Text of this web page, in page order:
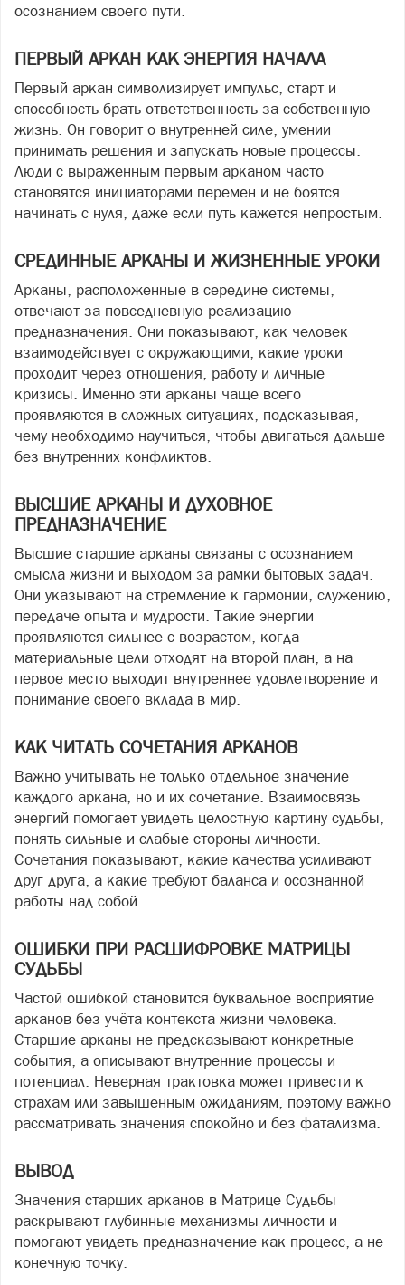
осознанием своего пути.
ПЕРВЫЙ АРКАН КАК ЭНЕРГИЯ НАЧАЛА
Первый аркан символизирует импульс, старт и
способность брать ответственность за собственную
жизнь. Он говорит о внутренней силе, умении
принимать решения и запускать новые процессы.
Люди с выраженным первым арканом часто
становятся инициаторами перемен и не боятся
начинать с нуля, даже если путь кажется непростым.
СРЕДИННЫЕ АРКАНЫ И ЖИЗНЕННЫЕ УРОКИ
Арканы, расположенные в середине системы,
отвечают за повседневную реализацию
предназначения. Они показывают, как человек
взаимодействует с окружающими, какие уроки
проходит через отношения, работу и личные
кризисы. Именно эти арканы чаще всего
проявляются в сложных ситуациях, подсказывая,
чему необходимо научиться, чтобы двигаться дальше
без внутренних конфликтов.
ВЫСШИЕ АРКАНЫ И ДУХОВНОЕ
ПРЕДНАЗНАЧЕНИЕ
Высшие старшие арканы связаны с осознанием
смысла жизни и выходом за рамки бытовых задач.
Они указывают на стремление к гармонии, служению,
передаче опыта и мудрости. Такие энергии
проявляются сильнее с возрастом, когда
материальные цели отходят на второй план, а на
первое место выходит внутреннее удовлетворение и
понимание своего вклада в мир.
КАК ЧИТАТЬ СОЧЕТАНИЯ АРКАНОВ
Важно учитывать не только отдельное значение
каждого аркана, но и их сочетание. Взаимосвязь
энергий помогает увидеть целостную картину судьбы,
понять сильные и слабые стороны личности.
Сочетания показывают, какие качества усиливают
друг друга, а какие требуют баланса и осознанной
работы над собой.
ОШИБКИ ПРИ РАСШИФРОВКЕ МАТРИЦЫ
СУДЬБЫ
Частой ошибкой становится буквальное восприятие
арканов без учёта контекста жизни человека.
Старшие арканы не предсказывают конкретные
события, а описывают внутренние процессы и
потенциал. Неверная трактовка может привести к
страхам или завышенным ожиданиям, поэтому важно
рассматривать значения спокойно и без фатализма.
ВЫВОД
Значения старших арканов в Матрице Судьбы
раскрывают глубинные механизмы личности и
помогают увидеть предназначение как процесс, а не
конечную точку.